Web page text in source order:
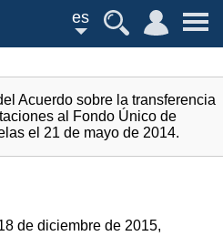
es
Acuerdo sobre la transferencia
al Fondo Único de
el 21 de mayo de 2014.
de diciembre de 2015,